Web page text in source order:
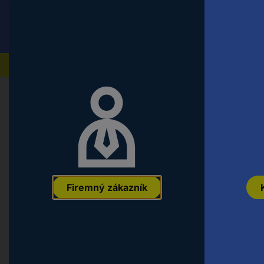
Firemný zákazník
Náradie a dielňa Montážny a upevňovací
TOOLCRAFT 1063310
šesťhran DIN 931 nerezová ocel
4053199403424 Označenie výrobcu: Objednávacie